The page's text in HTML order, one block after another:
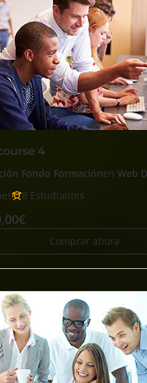
4
Fondo Formaciónen Web
8 Estudiantes
Comprar ahora